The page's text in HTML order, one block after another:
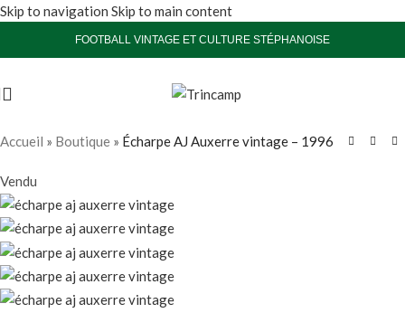
Skip to navigation Skip to main content
FOOTBALL VINTAGE ET CULTURE STÉPHANOISE
Accueil » Boutique » Écharpe AJ Auxerre vintage – 1996
Vendu